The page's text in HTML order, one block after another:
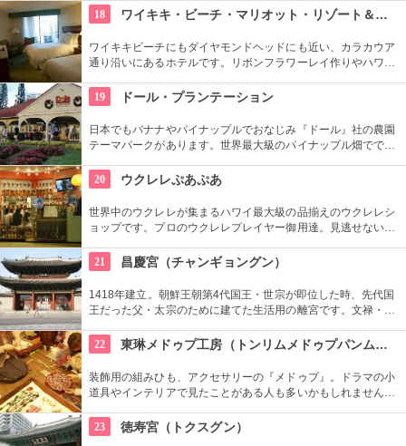
す。美しく、かつ実用性のある商品が売られています。
18 ワイキキ・ビーチ・マリオット・リゾート＆スパ
ワイキキビーチにもダイヤモンドヘッドにも近い、カラカウア
通り沿いにあるホテルです。リボンフラワーレイ作りやハワイ
ワイアンキルトの巨匠が作ったキルト型も買うことができま
す。
19 ドール・プランテーション
日本でもバナナやパイナップルでおなじみ『ドール』社の農園
テーマパークがあります。世界最大級のパイナップル畑ででき
めるアトラクションがあります。カワイイお土産もいっぱい。
20 ウクレレぷあぷあ
世界中のウクレレが集まるハワイ最大級の品揃えのウクレレシ
ョップです。プロのウクレレプレイヤー御用達。見逃せないの
なるまで教えてくれるなんて、かなり太っ腹じゃないですか。
21 昌慶宮（チャンギョングン）
1418年建立。朝鮮王朝第4代国王・世宗が即位した時、先代国
王だった父・太宗のために建てた生活用の離宮です。文禄・慶
然に囲まれた環境の中にあり、鮮やかな赤い柱の建物が印象的
です。
22 東琳メドゥプ工房（トンリムメドゥプパンムルグァン）
装飾用の組みひも、アクセサリーの『メドゥプ』。ドラマの小
道具やインテリアで見たことがある人も多いかもしれません
りなど製作体験もできます。見てたのしい、作って楽しい工房
です。
23 徳寿宮（トクスグン）